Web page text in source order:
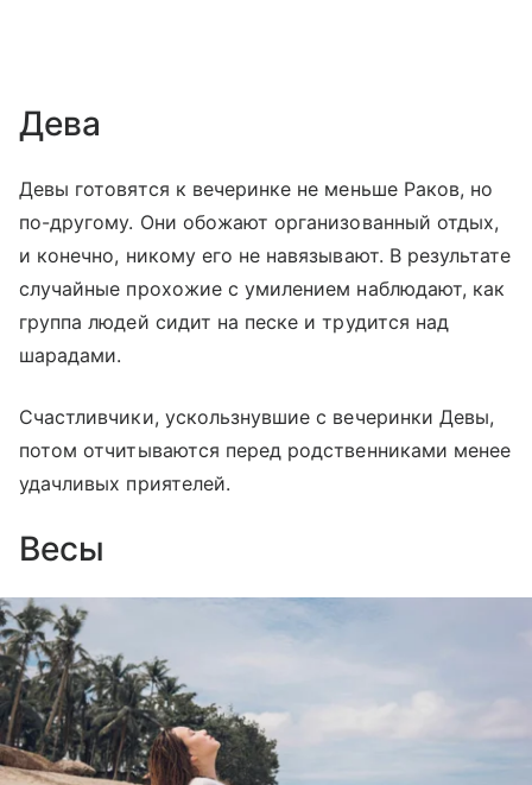
Дева
Девы готовятся к вечеринке не меньше Раков, но
по-другому. Они обожают организованный отдых,
и конечно, никому его не навязывают. В результате
случайные прохожие с умилением наблюдают, как
группа людей сидит на песке и трудится над
шарадами.
Счастливчики, ускользнувшие с вечеринки Девы,
потом отчитываются перед родственниками менее
удачливых приятелей.
Весы